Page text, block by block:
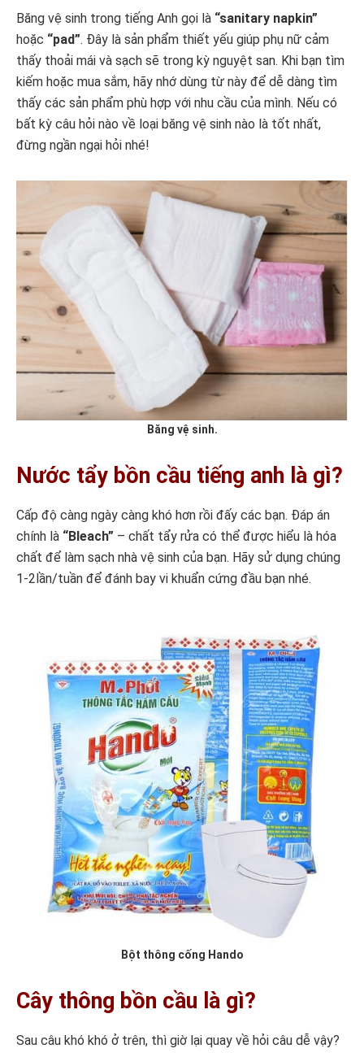
Băng vệ sinh trong tiếng Anh gọi là “sanitary napkin”
hoặc “pad”. Đây là sản phẩm thiết yếu giúp phụ nữ cảm
thấy thoải mái và sạch sẽ trong kỳ nguyệt san. Khi bạn tìm
kiếm hoặc mua sắm, hãy nhớ dùng từ này để dễ dàng tìm
thấy các sản phẩm phù hợp với nhu cầu của mình. Nếu có
bất kỳ câu hỏi nào về loại băng vệ sinh nào là tốt nhất,
đừng ngần ngại hỏi nhé!
Băng vệ sinh.
Nước tẩy bồn cầu tiếng anh là gì?
Cấp độ càng ngày càng khó hơn rồi đấy các bạn. Đáp án
chính là “Bleach” – chất tẩy rửa có thể được hiểu là hóa
chất để làm sạch nhà vệ sinh của bạn. Hãy sử dụng chúng
1-2lần/tuần để đánh bay vi khuẩn cứng đầu bạn nhé.
Bột thông cống Hando
Cây thông bồn cầu là gì?
Sau câu khó khó ở trên, thì giờ lại quay về hỏi câu dễ vậy?